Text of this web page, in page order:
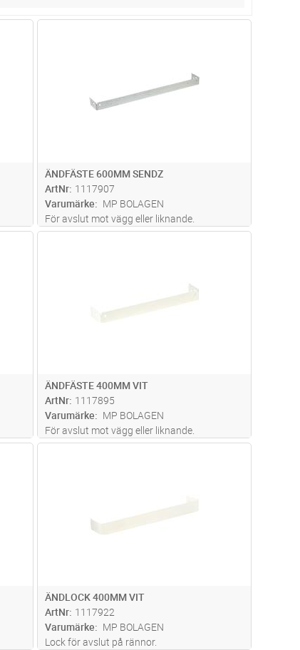
ÄNDFÄSTE 600MM SENDZ
ArtNr 1117907
Varumärke
MP BOLAGEN
För avslut mot vägg eller liknande.
ÄNDFÄSTE 400MM VIT
ArtNr 1117895
Varumärke
MP BOLAGEN
För avslut mot vägg eller liknande.
ÄNDLOCK 400MM VIT
ArtNr 1117922
Varumärke
MP BOLAGEN
Lock för avslut på rännor.